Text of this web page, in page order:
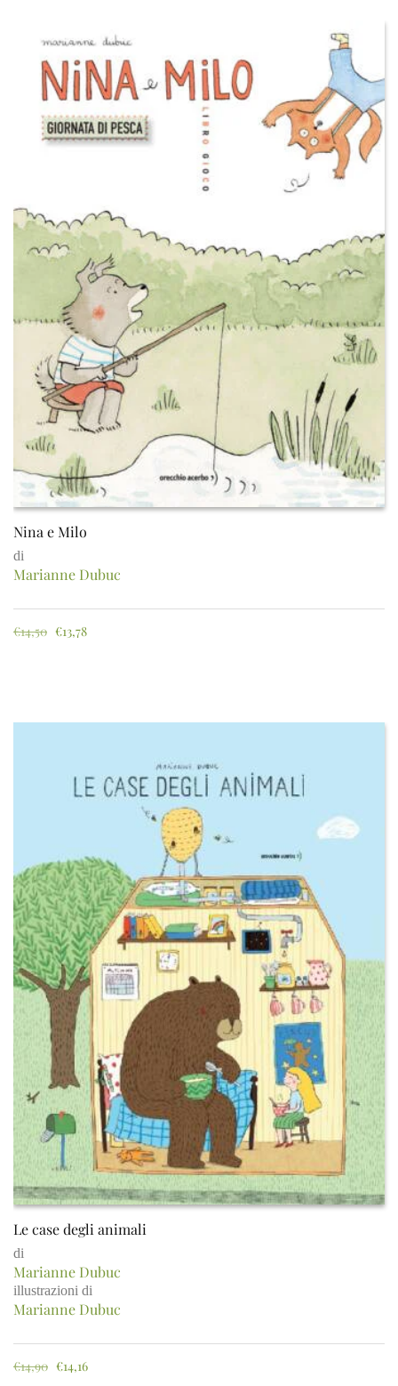
Nina e Milo
di
Marianne Dubuc
€14,50 €13,78
Le case degli animali
di
Marianne Dubuc
illustrazioni di
Marianne Dubuc
€14,90 €14,16